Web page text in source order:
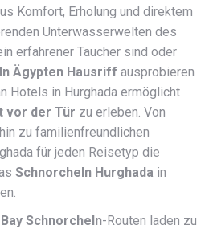
Komfort, Erholung und direktem
Unterwasserwelten des
erfahrener Taucher sind oder
Ägypten Hausriff ausprobieren
Hotels in Hurghada ermöglicht
vor der Tür zu erleben. Von
zu familienfreundlichen
für jeden Reisetyp die
Schnorcheln Hurghada in
Schnorcheln-Routen laden zu